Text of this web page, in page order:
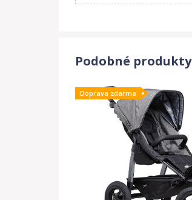
Podobné produkty
Doprava zdarma